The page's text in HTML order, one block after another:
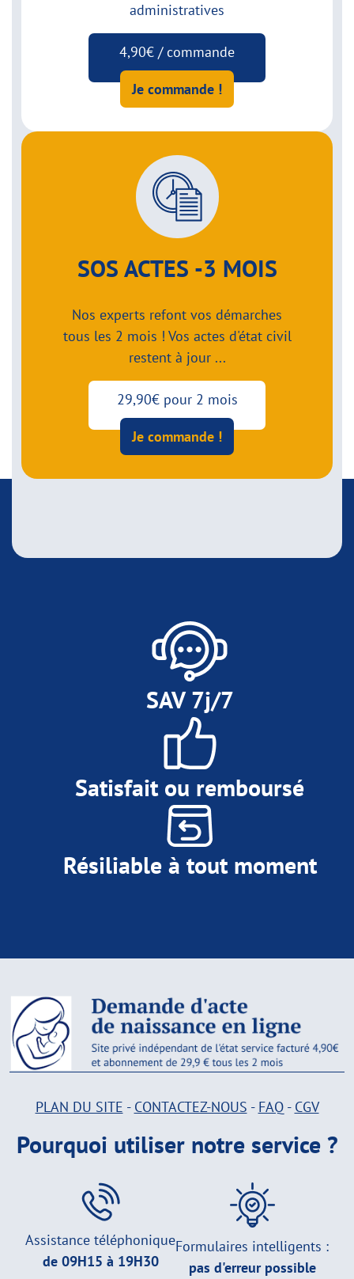
administratives
4,90€ / commande
Je commande !
SOS ACTES -3 MOIS
Nos experts refont vos démarches
tous les 2 mois ! Vos actes d'état civil
restent à jour ...
29,90€ pour 2 mois
Je commande !
SAV 7j/7
Satisfait ou remboursé
Résiliable à tout moment
PLAN DU SITE - CONTACTEZ-NOUS - FAQ- CGV
Pourquoi utiliser notre service ?
Assistance téléphonique
de 09H15 à 19H30
Formulaires intelligents :
pas d'erreur possible